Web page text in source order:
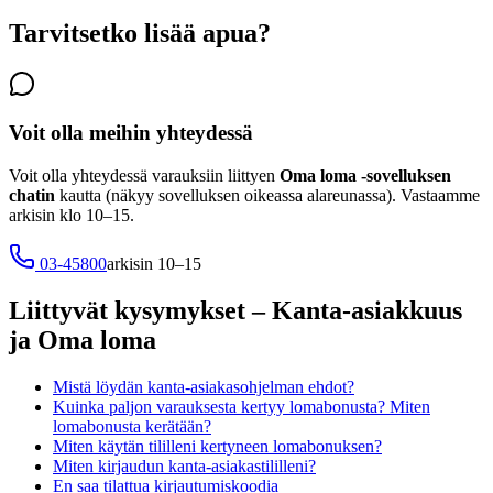
Tarvitsetko lisää apua?
Voit olla meihin yhteydessä
Voit olla yhteydessä varauksiin liittyen Oma loma -sovelluksen
chatin kautta (näkyy sovelluksen oikeassa alareunassa). Vastaamme
arkisin klo 10–15.
03-45800arkisin 10–15
Liittyvät kysymykset– Kanta-asiakkuus
ja Oma loma
Mistä löydän kanta-asiakasohjelman ehdot?
Kuinka paljon varauksesta kertyy lomabonusta? Miten
lomabonusta kerätään?
Miten käytän tililleni kertyneen lomabonuksen?
Miten kirjaudun kanta-asiakastililleni?
En saa tilattua kirjautumiskoodia